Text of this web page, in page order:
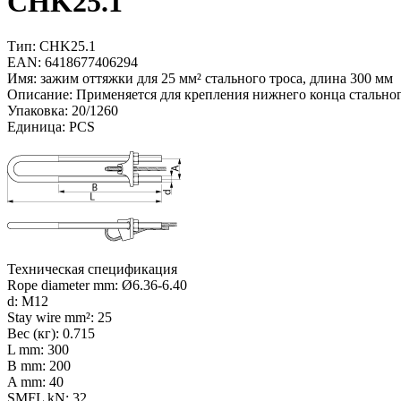
Тип: CHK25.1
EAN: 6418677406294
Имя: зажим оттяжки для 25 мм² стального троса, длина 300 мм
Описание: Применяется для крепления нижнего конца
Упаковка: 20/1260
Единица: PCS
Техническая спецификация
Rope diameter mm: Ø6.36-6.40
d: M12
Stay wire mm²: 25
Вес (кг): 0.715
L mm: 300
B mm: 200
A mm: 40
SMFL kN: 32